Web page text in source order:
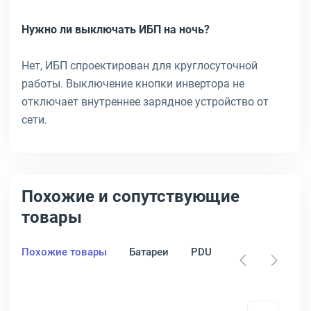
Нужно ли выключать ИБП на ночь?
Нет, ИБП спроектирован для круглосуточной
работы. Выключение кнопки инвертора не
отключает внутреннее зарядное устройство от
сети.
Похожие и сопутствующие
товары
Похожие товары Батареи PDU